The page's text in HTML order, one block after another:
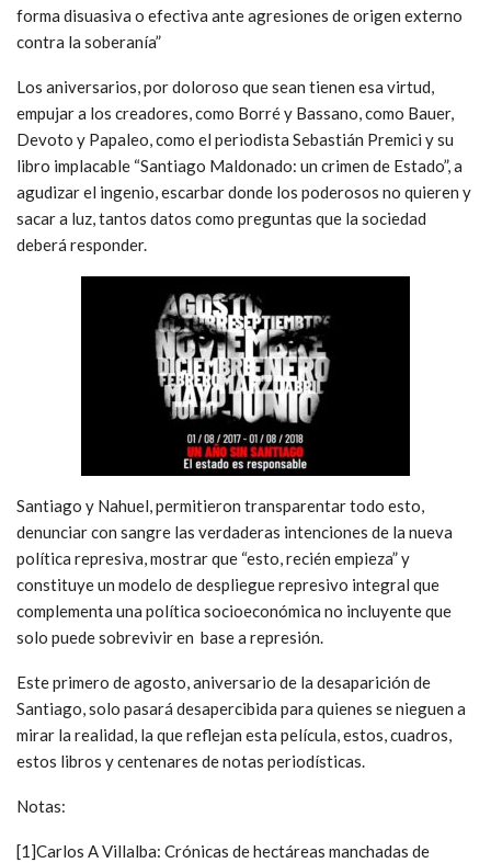
forma disuasiva o efectiva ante agresiones de origen externo
contra la soberanía”
Los aniversarios, por doloroso que sean tienen esa virtud,
empujar a los creadores, como Borré y Bassano, como Bauer,
Devoto y Papaleo, como el periodista Sebastián Premici y su
libro implacable “Santiago Maldonado: un crimen de Estado”, a
agudizar el ingenio, escarbar donde los poderosos no quieren y
sacar a luz, tantos datos como preguntas que la sociedad
deberá responder.
Santiago y Nahuel, permitieron transparentar todo esto,
denunciar con sangre las verdaderas intenciones de la nueva
política represiva, mostrar que “esto, recién empieza” y
constituye un modelo de despliegue represivo integral que
complementa una política socioeconómica no incluyente que
solo puede sobrevivir en base a represión.
Este primero de agosto, aniversario de la desaparición de
Santiago, solo pasará desapercibida para quienes se nieguen a
mirar la realidad, la que reflejan esta película, estos, cuadros,
estos libros y centenares de notas periodísticas.
Notas:
[1]Carlos A Villalba: Crónicas de hectáreas manchadas de